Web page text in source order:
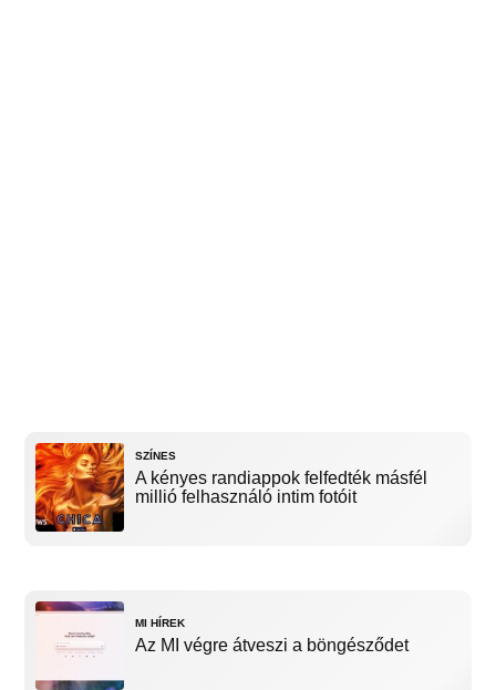
SZÍNES
A kényes randiappok felfedték másfél
millió felhasználó intim fotóit
MI HÍREK
Az MI végre átveszi a böngésződet